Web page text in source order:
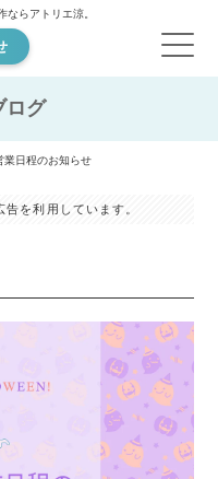
ならアトリエ涼。
ログ
業日程のお知らせ
を利用しています。